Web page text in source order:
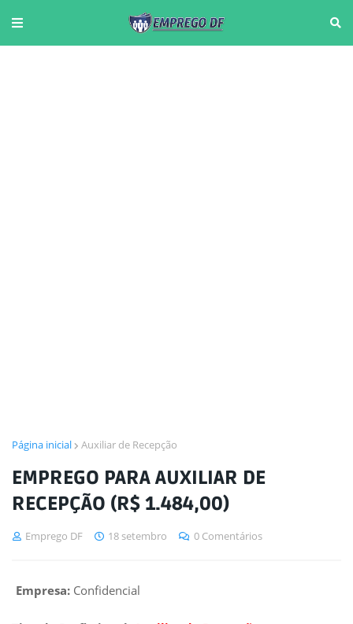
Página inicial Auxiliar de Recepção
EMPREGO PARA AUXILIAR DE
RECEPÇÃO (R$ 1.484,00)
Emprego DF 18 setembro 0 Comentários
Empresa: Confidencial